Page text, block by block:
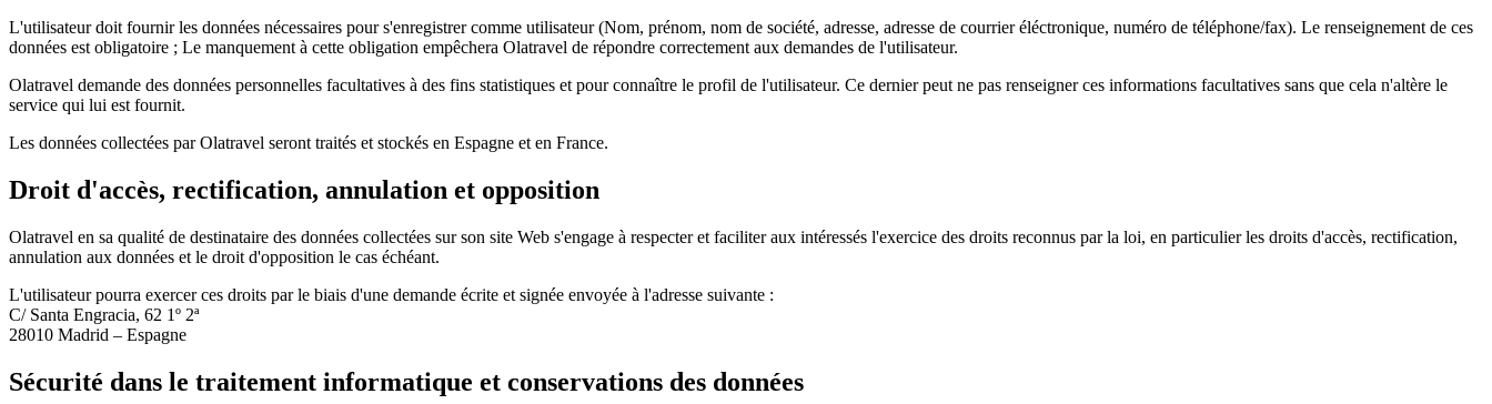
L'utilisateur doit fournir les données nécessaires pour s'enregistrer comme utilisateur (Nom, prénom, nom de société, adresse, adresse de courrier éléctronique, numéro de téléphone/fax). Le renseignement de ces
données est obligatoire ; Le manquement à cette obligation empêchera Olatravel de répondre correctement aux demandes de l'utilisateur.
Olatravel demande des données personnelles facultatives à des fins statistiques et pour connaître le profil de l'utilisateur. Ce dernier peut ne pas renseigner ces informations facultatives sans que cela n'altère le
service qui lui est fournit.
Les données collectées par Olatravel seront traités et stockés en Espagne et en France.
Droit d'accès, rectification, annulation et opposition
Olatravel en sa qualité de destinataire des données collectées sur son site Web s'engage à respecter et faciliter aux intéressés l'exercice des droits reconnus par la loi, en particulier les droits d'accès, rectification,
annulation aux données et le droit d'opposition le cas échéant.
L'utilisateur pourra exercer ces droits par le biais d'une demande écrite et signée envoyée à l'adresse suivante :
C/ Santa Engracia, 62 1º 2ª
28010 Madrid – Espagne
Sécurité dans le traitement informatique et conservations des données